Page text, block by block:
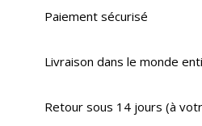
Paiement sécurisé
Livraison dans le monde
Retour sous 14 jours (à